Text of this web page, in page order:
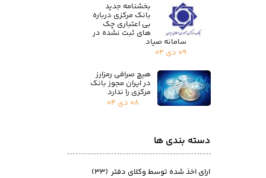
دسته بندی ها
بخشنامه جدید
بانک مرکزی درباره
بی اعتباری چک
های ثبت نشده در
سامانه صیاد
۰۹ دی ۰۴
هیچ صرافی رمزارز
در ایران مجوز بانک
مرکزی را ندارد
۰۸ دی ۰۴
ارای اخذ شده توسط وکلای دفتر (۳۳)